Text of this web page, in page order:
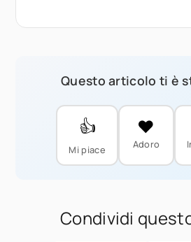
Questo articolo ti è
👍
Mi piace
❤️
Adoro
Condividi